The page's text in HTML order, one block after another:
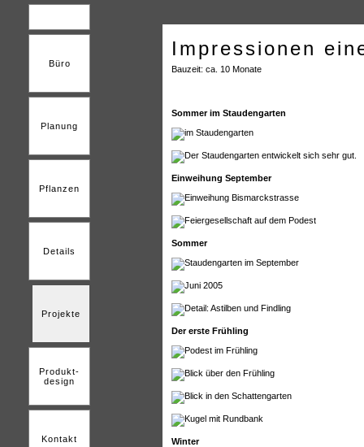
Büro
Planung
Pflanzen
Details
Projekte
Produkt-
design
Kontakt
Impressionen
Bauzeit: ca. 10 Monate
Sommer im Staudengarten
Einweihung September
Sommer
Der erste Frühling
Winter